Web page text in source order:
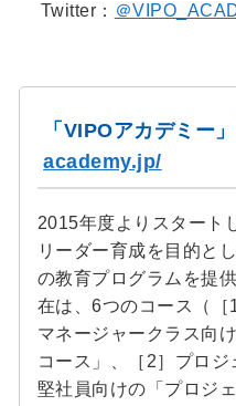
Twitter： ＠
「VIPOアカデミー
academy.jp/
2015年度よりスタート
リーダー育成を目的と
の教育プログラムを提
在は、6つのコース（［
マネージャークラス向
コース」、［2］プロ
堅社員向けの「プロジ